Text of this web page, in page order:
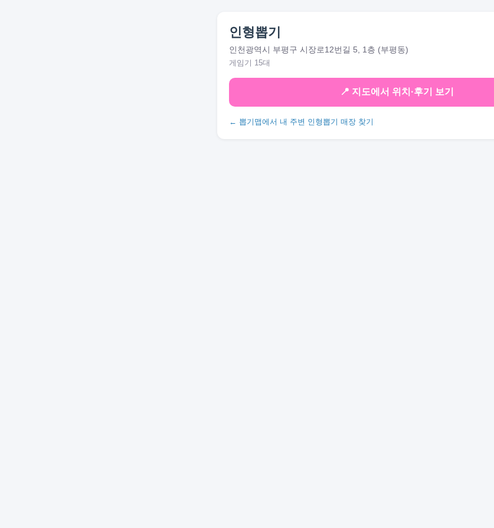
인형뽑기
인천광역시 부평구 시장로12번길 5, 1층 (부평동)
게임기 15대
📍 지도에서 위치·후기 보기
← 뽑기맵에서 내 주변 인형뽑기 매장 찾기